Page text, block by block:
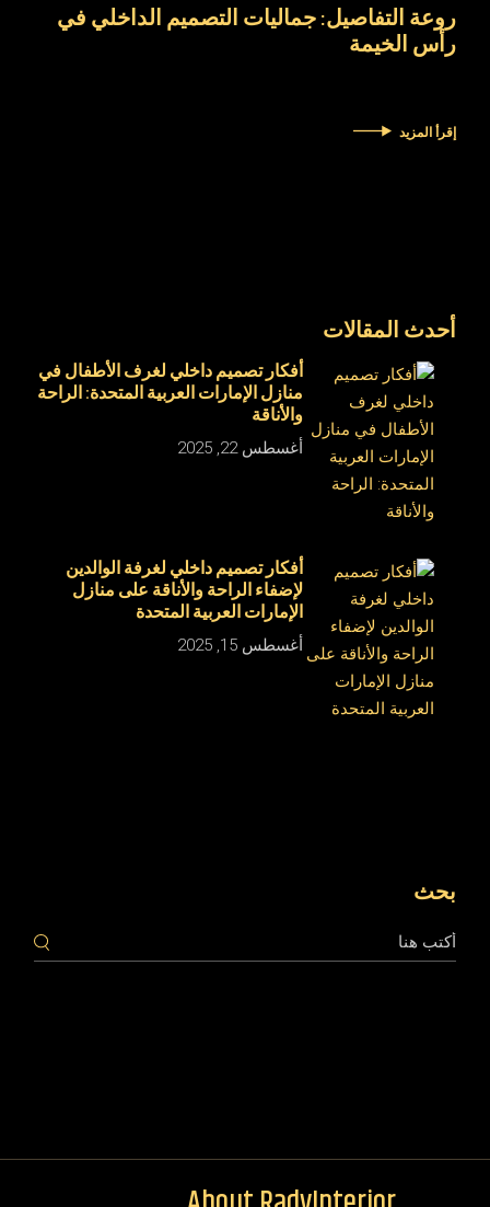
روعة التفاصيل: جماليات التصميم الداخلي في
رأس الخيمة
إقرأ المزيد
أحدث المقالات
أفكار تصميم داخلي لغرف الأطفال في
منازل الإمارات العربية المتحدة: الراحة
والأناقة
أغسطس 22, 2025
أفكار تصميم داخلي لغرفة الوالدين
لإضفاء الراحة والأناقة على منازل
الإمارات العربية المتحدة
أغسطس 15, 2025
بحث